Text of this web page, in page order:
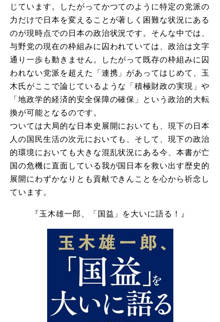
じています。したがってかつてのように特定の党派の
力だけで日本を変えることが著しく困難な状況にある
のが現時点での日本の政治状況です。そんな中では、
与野党の現在の枠組みに囚われていては、政治は文字
通り一歩も動きません。したがって既存の枠組みに囚
われない党派を超えた「連携」があってはじめて、玉
木氏がここで論じているような「積極財政の実現」や
「地政学的経済的安全保障の確保」という政治的大転
換が可能となるのです。
ついては大局的な日本史展開においても、現下の日本
人の国民生活の次元においても、そして、現下の政治
的環境においても大きな混乱状況にある今、本書が亡
国の危機に直面している我が国日本を救い出す歴史的
展開にわずかなりとも貢献できんことを心から祈念し
ています。
『玉木雄一郎、「国益」を大いに語る！』